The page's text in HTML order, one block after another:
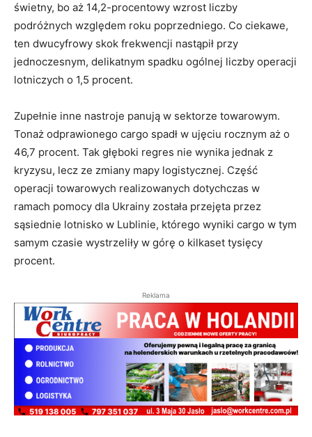
świetny, bo aż 14,2-procentowy wzrost liczby
podróżnych względem roku poprzedniego. Co ciekawe,
ten dwucyfrowy skok frekwencji nastąpił przy
jednoczesnym, delikatnym spadku ogólnej liczby operacji
lotniczych o 1,5 procent.
Zupełnie inne nastroje panują w sektorze towarowym.
Tonaż odprawionego cargo spadł w ujęciu rocznym aż o
46,7 procent. Tak głęboki regres nie wynika jednak z
kryzysu, lecz ze zmiany mapy logistycznej. Część
operacji towarowych realizowanych dotychczas w
ramach pomocy dla Ukrainy została przejęta przez
sąsiednie lotnisko w Lublinie, którego wyniki cargo w tym
samym czasie wystrzeliły w górę o kilkaset tysięcy
procent.
Reklama